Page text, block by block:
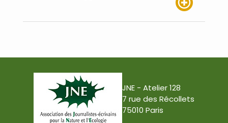
JNE - Atelier 128
7 rue des Récollets
75010 Paris